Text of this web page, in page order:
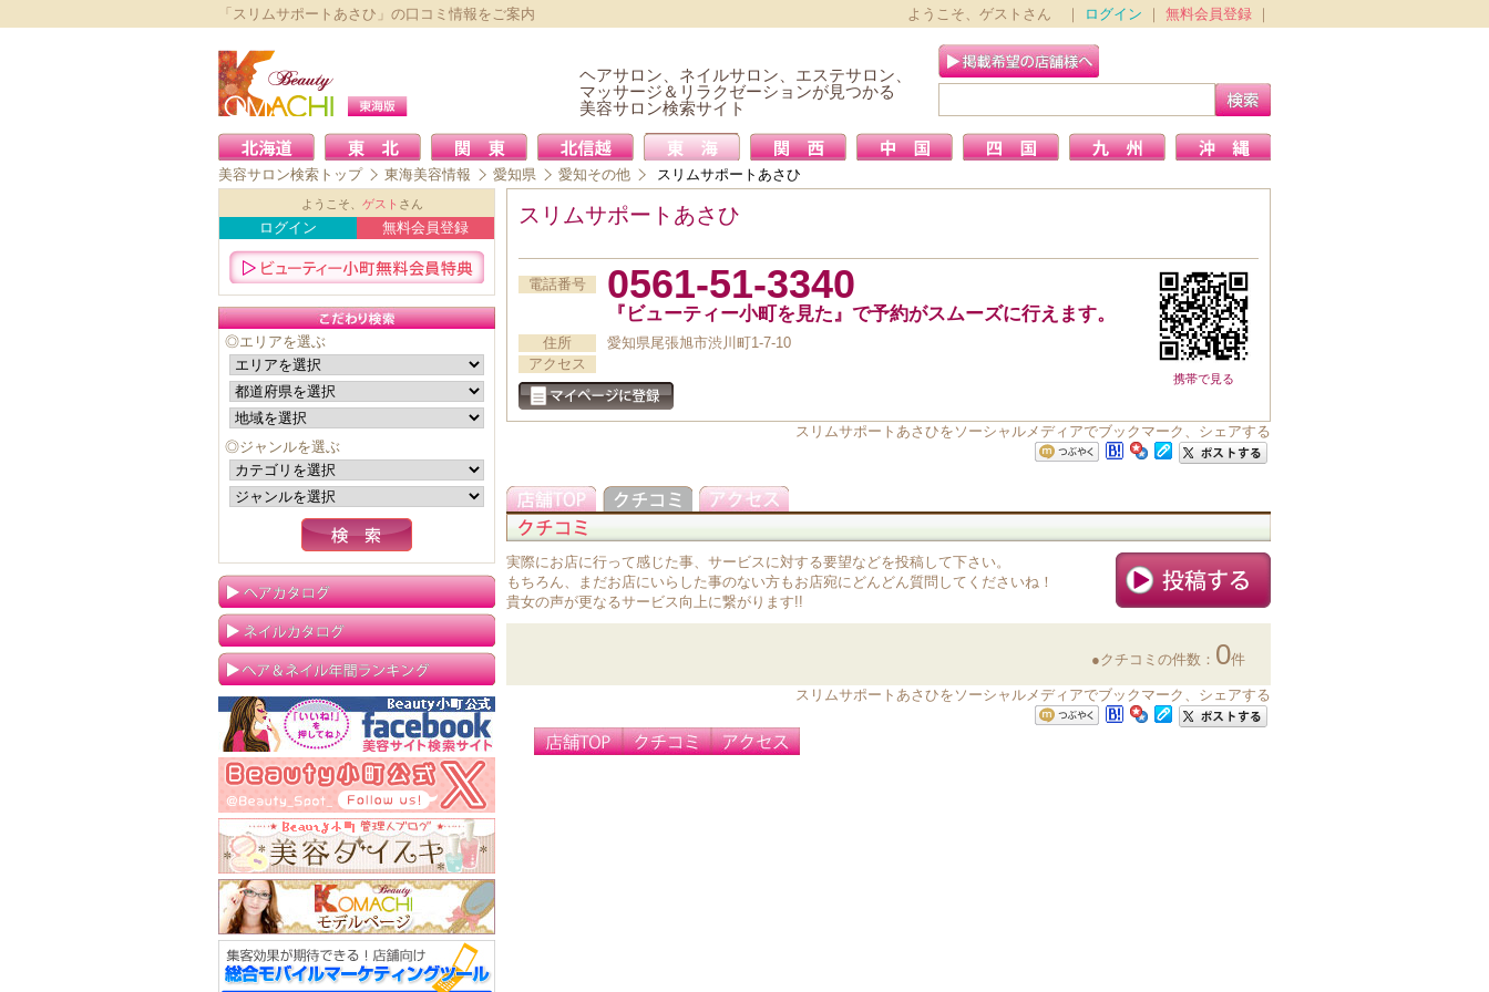
「スリムサポートあさひ」の口コミ情報をご案内 ようこそ、ゲストさん ｜ ログイン 無料会員登録
ヘアサロン、ネイルサロン、エステサロン、
マッサージ＆リラクゼーションが見つかる
美容サロン検索サイト
美容サロン検索トップ 東海美容情報 愛知県 愛知その他 スリムサポートあさひ
スリムサポートあさひ
携帯で見る
電話番号 0561-51-3340
『ビューティー小町を見た』で予約がスムーズに行えます。
住所
愛知県尾張旭市渋川町1-7-10
アクセス
スリムサポートあさひをソーシャルメディアでブックマーク、シェアする
実際にお店に行って感じた事、サービスに対する要望などを投稿して下さい。
もちろん、まだお店にいらした事のない方もお店宛にどんどん質問してくださいね！
貴女の声が更なるサービス向上に繋がります!!
●クチコミの件数： 0件
スリムサポートあさひをソーシャルメディアでブックマーク、シェアする
ようこそ、 ゲスト さん
ログイン 無料会員登録
◎エリアを選ぶ
◎ジャンルを選ぶ